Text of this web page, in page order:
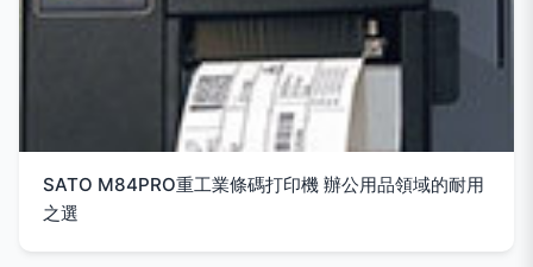
SATO M84PRO重工業條碼打印機 辦公用品領域的耐用
之選